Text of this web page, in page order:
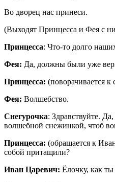
Во дворец нас принеси.
(Выходят Принцесса и Фея с
Принцесса: Что-то долго
Фея: Да, должны были уже
Принцесса: (поворачивается
Фея: Волшебство.
Снегурочка: Здравствуйте.
волшебной снежинкой, чтоб
Принцесса: (обращается к
собой притащили?
Иван Царевич: Ёлочку, как